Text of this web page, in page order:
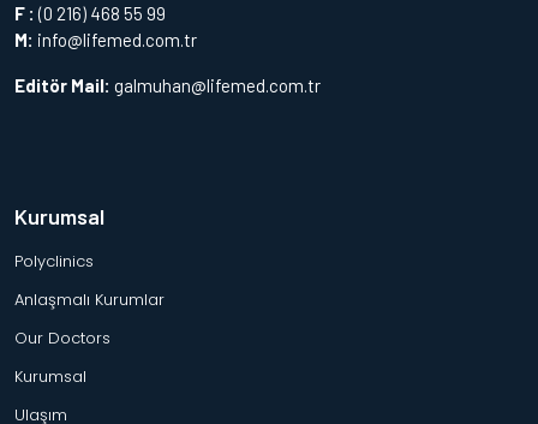
F : (0 216) 468 55 99
M: info@lifemed.com.tr
Editör Mail: galmuhan@lifemed.com.tr
Kurumsal
Polyclinics
Anlaşmalı Kurumlar
Our Doctors
Kurumsal
Ulaşım